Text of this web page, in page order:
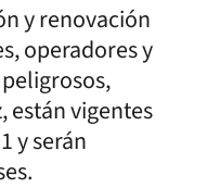
y renovación
operadores y
están vigentes
y serán